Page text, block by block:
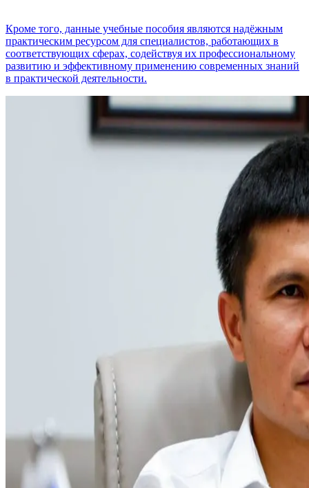
Кроме того, данные учебные пособия являются надёжным
практическим ресурсом для специалистов, работающих в
соответствующих сферах, содействуя их профессиональному
развитию и эффективному применению современных знаний
в практической деятельности.